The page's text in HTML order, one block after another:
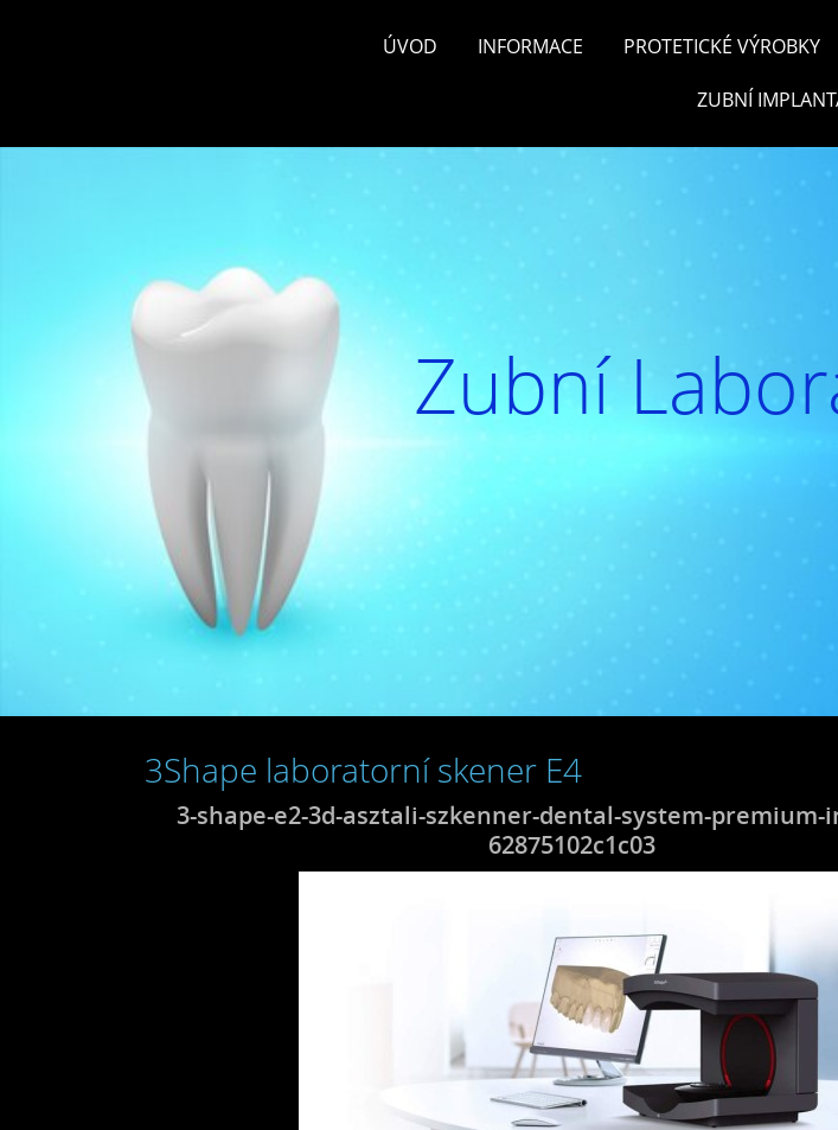
ÚVOD INFORMACE PROTETICKÉ VÝROBKY
ZUBNÍ
Zubní
3Shape laboratorní skener E4
3-shape-e2-3d-asztali-szkenner-dental-system-premium-
62875102c1c03